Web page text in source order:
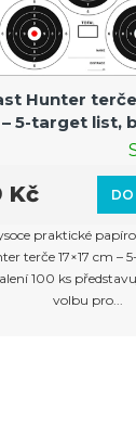
Hunter terče
5-target list,
Kč
praktické
terče 17×17 cm –
100 ks
volbu pro...